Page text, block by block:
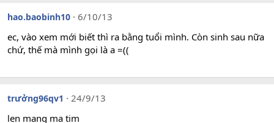
hao.baobinh10
6/10/13
ec, vào xem mới biết thì ra bằng tuổi mình. Còn sinh sau nữa
chứ, thế mà mình gọi là a =((
trưởng96qv1
24/9/13
len mang ma tim